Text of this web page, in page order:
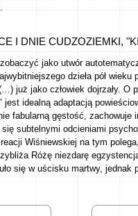
I DNIE CUDZOZIEMKI,
jako utwór
dzieła pół
już jako człowiek dojrzały. O
idealną adaptacją
fabularną gęstość,
subtelnymi odcieniami
Wiśniewskiej na tym
Różę niezdarę
się w uścisku martwy, jednak